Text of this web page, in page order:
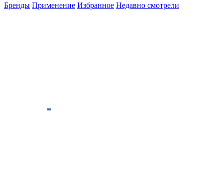
Бренды Применение Избранное Недавно смотрели